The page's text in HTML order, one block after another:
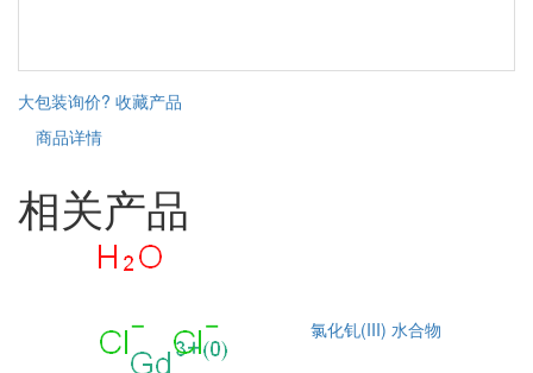
大包装询价? 收藏产品
商品详情
相关产品
氯化钆(III) 水合物